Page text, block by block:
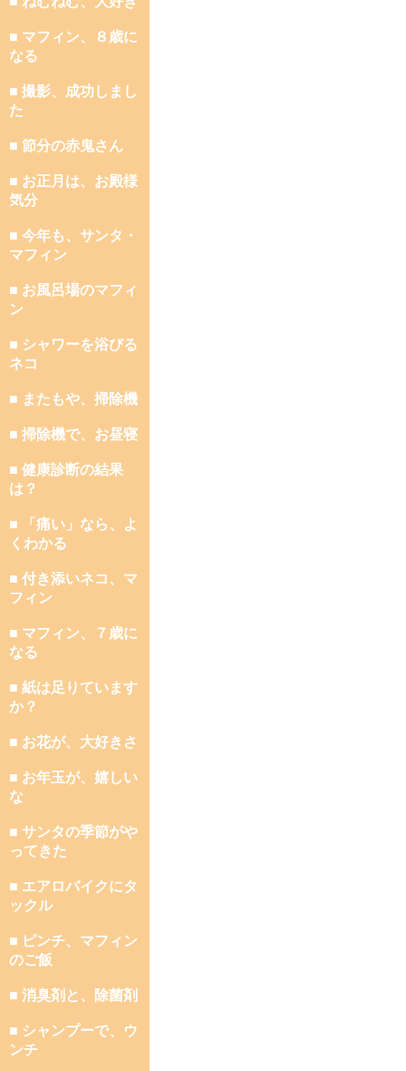
■ マフィン、８歳に
なる
■ 撮影、成功しまし
た
■ 節分の赤鬼さん
■ お正月は、お殿様
気分
■ 今年も、サンタ・
マフィン
■ お風呂場のマフィ
ン
■ シャワーを浴びる
ネコ
■ またもや、掃除機
■ 掃除機で、お昼寝
■ 健康診断の結果
は？
■ 「痛い」なら、よ
くわかる
■ 付き添いネコ、マ
フィン
■ マフィン、７歳に
なる
■ 紙は足りています
か？
■ お花が、大好きさ
■ お年玉が、嬉しい
な
■ サンタの季節がや
ってきた
■ エアロバイクにタ
ックル
■ ピンチ、マフィン
のご飯
■ 消臭剤と、除菌剤
■ シャンプーで、ウ
ンチ